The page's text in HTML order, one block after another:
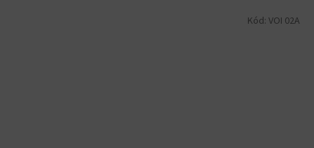
Kód: VOI 02A